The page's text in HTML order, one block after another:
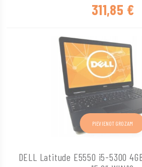
311,85 €
DELL Latitude E5550 i5-5300
PIEVIENOT GROZAM